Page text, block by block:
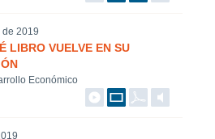
de 2019
LIBRO VUELVE EN SU
Económico